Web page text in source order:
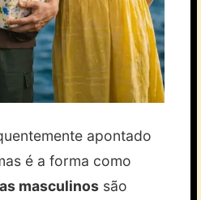
apontado
é a forma como
masculinos são